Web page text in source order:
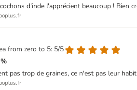
d'inde l'apprécient beaucoup ! Bien
from zero to 5: 5/5
pas trop de graines, ce n'est pas leur